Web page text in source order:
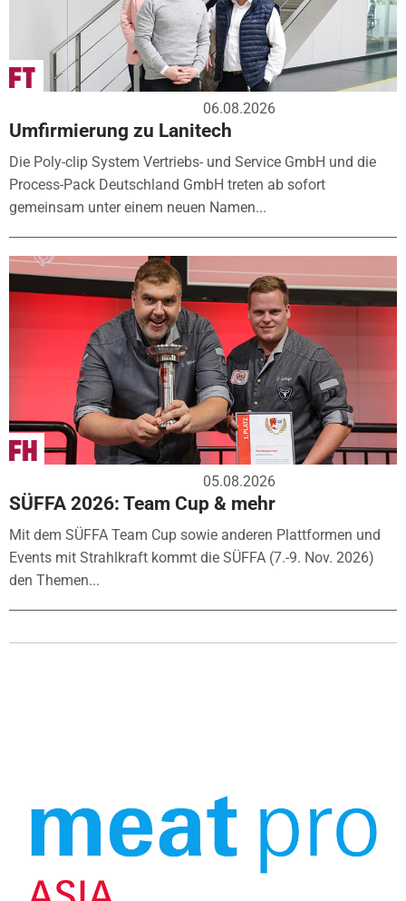
06.08.2026
Umfirmierung zu Lanitech
Die Poly-clip System Vertriebs- und Service GmbH und die
Process-Pack Deutschland GmbH treten ab sofort
gemeinsam unter einem neuen Namen...
05.08.2026
SÜFFA 2026: Team Cup & mehr
Mit dem SÜFFA Team Cup sowie anderen Plattformen und
Events mit Strahlkraft kommt die SÜFFA (7.-9. Nov. 2026)
den Themen...